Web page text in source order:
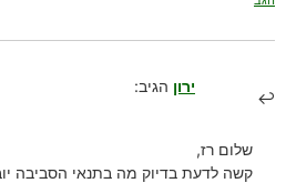
ירון הגיב:
שלום רז,
קשה לדעת בדיוק מה בתנאי הסביבה